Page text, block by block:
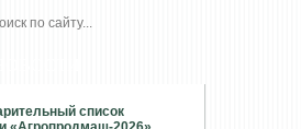
список